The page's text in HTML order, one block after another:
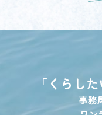
「くらし
事務